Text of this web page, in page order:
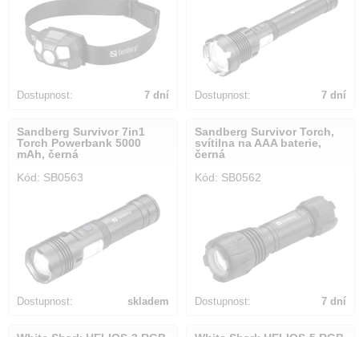
Dostupnost: 7 dní Dostupnost: 7 dní
Sandberg Survivor 7in1
Torch Powerbank 5000
mAh, černá
Kód: SB0563
Dostupnost: skladem
Sandberg Survivor Torch,
svítilna na AAA baterie,
černá
Kód: SB0562
Dostupnost: 7 dní